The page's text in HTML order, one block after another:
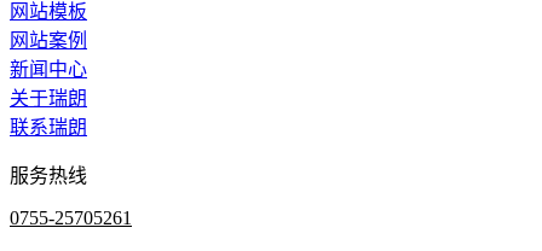
网站模板
网站案例
新闻中心
关于瑞朗
联系瑞朗
服务热线
0755-25705261